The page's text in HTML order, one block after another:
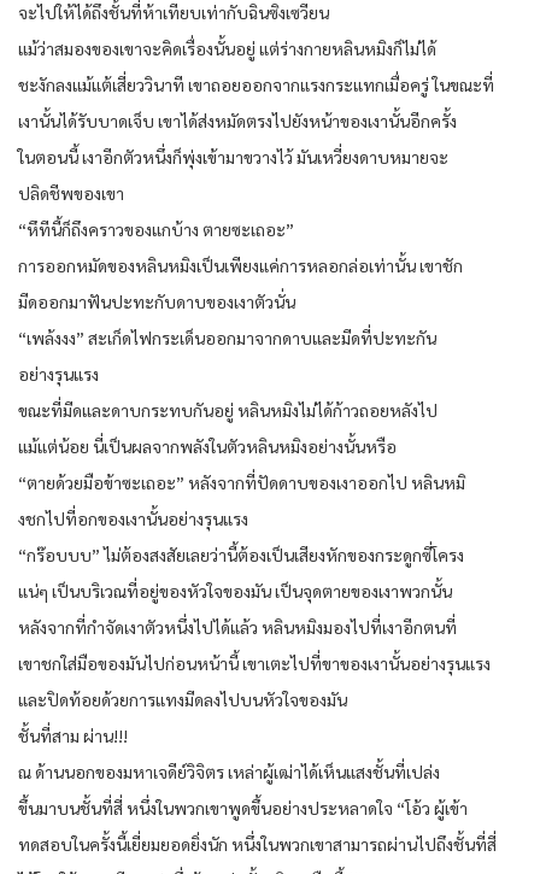
จะไปให้ได้ถึงชั้นที่ห้าเทียบเท่ากับฉินซิงเซวียน
แม้ว่าสมองของเขาจะคิดเรื่องนั้นอยู่ แต่ร่างกายหลินหมิงก็ไม่ได้
ชะงักลงแม้แต้เสี่ยววินาที เขาถอยออกจากแรงกระแทกเมื่อครู่ ในขณะที่
เงานั้นได้รับบาดเจ็บ เขาได้ส่งหมัดตรงไปยังหน้าของเงานั้นอีกครั้ง
ในตอนนี้ เงาอีกตัวหนึ่งก็พุ่งเข้ามาขวางไว้ มันเหวี่ยงดาบหมายจะ
ปลิดชีพของเขา
“หึทีนี้ก็ถึงคราวของแกบ้าง ตายซะเถอะ”
การออกหมัดของหลินหมิงเป็นเพียงแค่การหลอกล่อเท่านั้น เขาชัก
มีดออกมาฟันปะทะกับดาบของเงาตัวนั่น
“เพล้งงง” สะเก็ดไฟกระเด็นออกมาจากดาบและมีดที่ปะทะกัน
อย่างรุนแรง
ขณะที่มีดและดาบกระทบกันอยู่ หลินหมิงไม่ได้ก้าวถอยหลังไป
แม้แต่น้อย นี่เป็นผลจากพลังในตัวหลินหมิงอย่างนั้นหรือ
“ตายด้วยมือข้าซะเถอะ” หลังจากที่ปัดดาบของเงาออกไป หลินหมิ
งชกไปที่อกของเงานั้นอย่างรุนแรง
“กร๊อบบบ” ไม่ต้องสงสัยเลยว่านี้ต้องเป็นเสียงหักของกระดูกซี่โครง
แน่ๆ เป็นบริเวณที่อยู่ของหัวใจของมัน เป็นจุดตายของเงาพวกนั้น
หลังจากที่กำจัดเงาตัวหนึ่งไปได้แล้ว หลินหมิงมองไปที่เงาอีกตนที่
เขาชกใส่มือของมันไปก่อนหน้านี้ เขาเตะไปที่ขาของเงานั้นอย่างรุนแรง
และปิดท้อยด้วยการแทงมีดลงไปบนหัวใจของมัน
ชั้นที่สาม ผ่าน!!!
ณ ด้านนอกของมหาเจดีย์วิจิตร เหล่าผู้เฒ่าได้เห็นแสงชั้นที่เปล่ง
ขึ้นมาบนชั้นที่สี่ หนึ่งในพวกเขาพูดขึ้นอย่างประหลาดใจ “โอ้ว ผู้เข้า
ทดสอบในครั้งนี้เยี่ยมยอดยิ่งนัก หนึ่งในพวกเขาสามารถผ่านไปถึงชั้นที่สี่